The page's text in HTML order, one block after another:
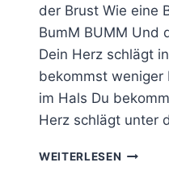
der Brust Wie eine
BumM BUMM Und
Dein Herz schlägt
bekommst weniger
im Hals Du
Herz schlägt unter
WEITERLESEN